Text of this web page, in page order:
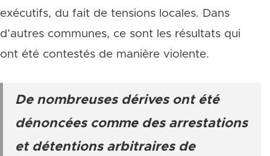
exécutifs, du fait de tensions locales. Dans
d’autres communes, ce sont les résultats qui
ont été contestés de manière violente.
De nombreuses dérives ont été
dénoncées comme des arrestations
et détentions arbitraires de